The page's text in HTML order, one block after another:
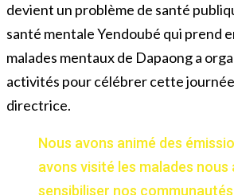
devient un problème de santé
santé mentale Yendoubé qui prend
malades mentaux de Dapaong a
activités pour célébrer cette journée
directrice.
Nous avons animé des
avons visité les malades nous
sensibiliser nos